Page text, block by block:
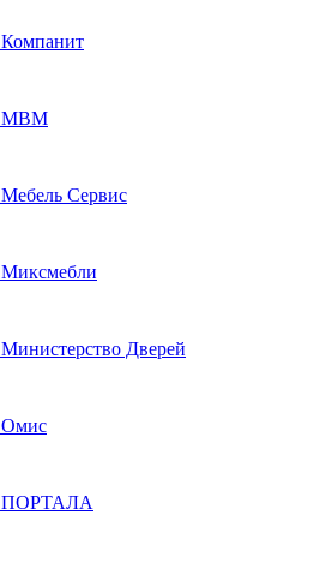
Компанит
МВМ
Мебель Сервис
Миксмебли
Министерство Дверей
Омис
ПОРТАЛА